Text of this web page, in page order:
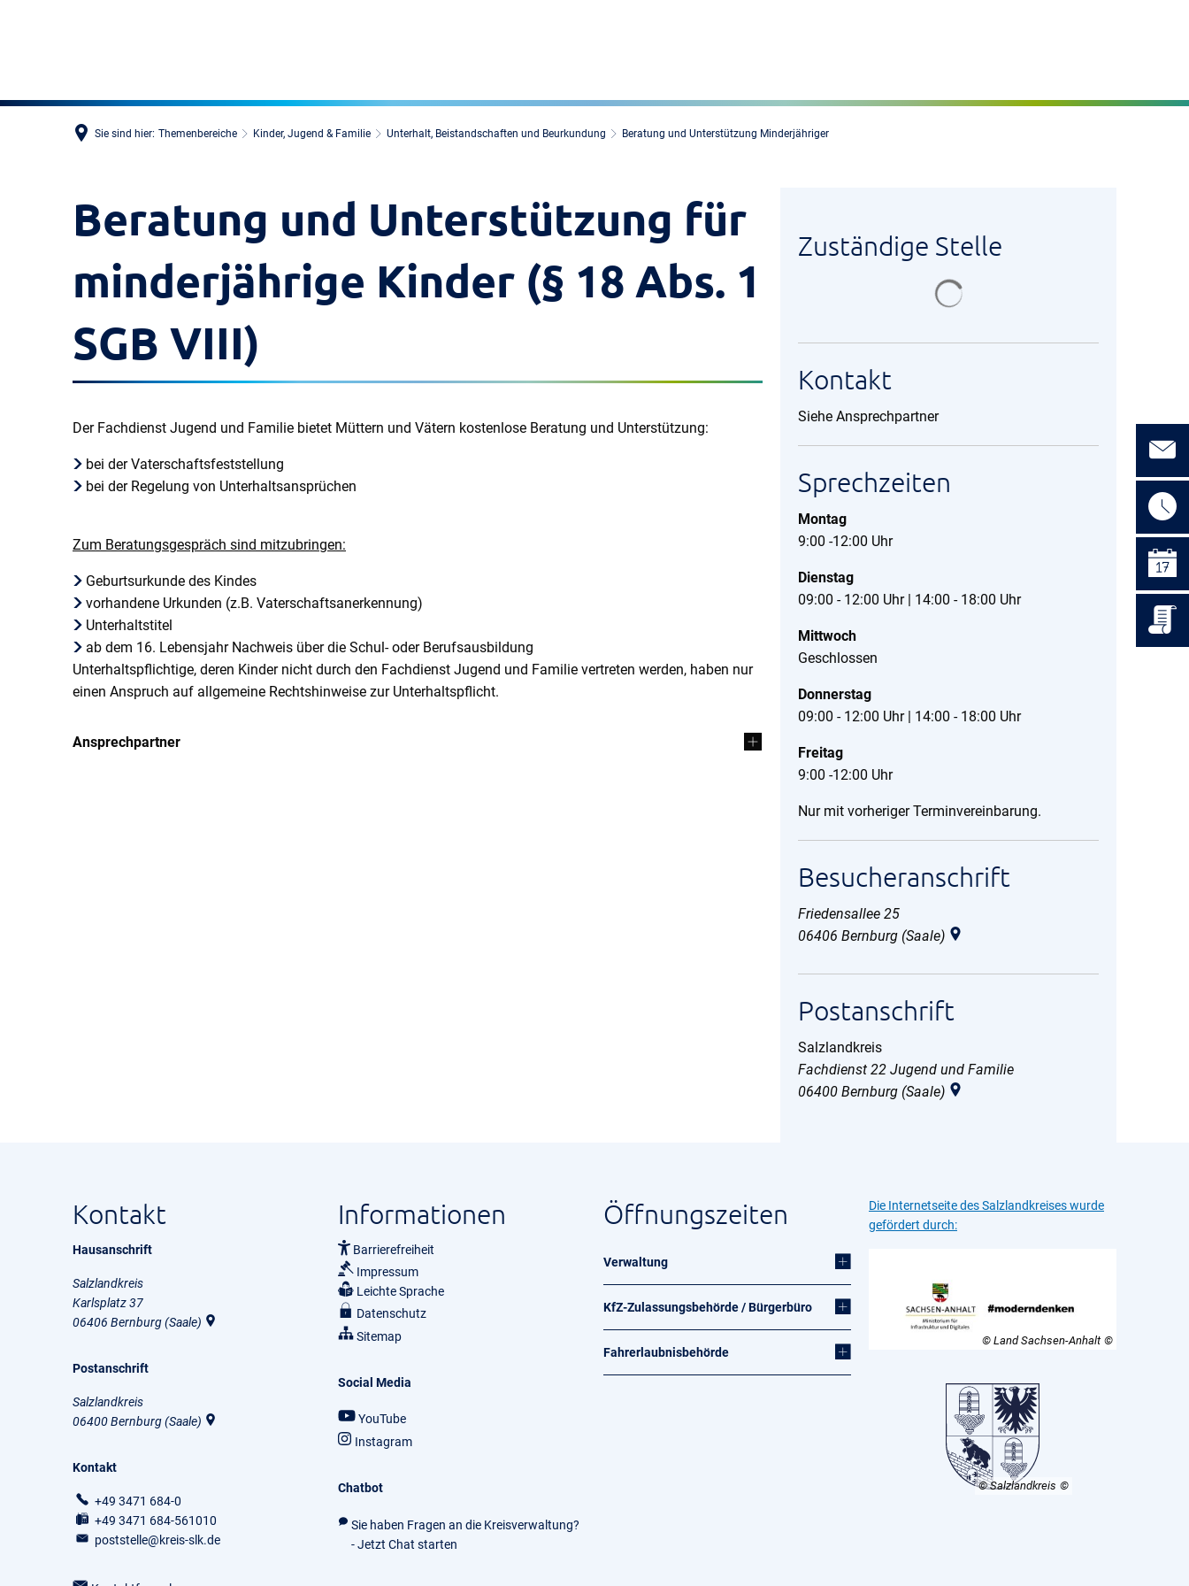
Sie sind hier: Themenbereiche Kinder, Jugend & Familie Unterhalt, Beistandschaften und Beurkundung Beratung und Unterstützung Minderjähriger
Beratung und Unterstützung für
minderjährige Kinder (§ 18 Abs. 1
SGB VIII)
Der Fachdienst Jugend und Familie bietet Müttern und Vätern kostenlose Beratung und Unterstützung:
bei der Vaterschaftsfeststellung
bei der Regelung von Unterhaltsansprüchen
Zum Beratungsgespräch sind mitzubringen:
Geburtsurkunde des Kindes
vorhandene Urkunden (z.B. Vaterschaftsanerkennung)
Unterhaltstitel
ab dem 16. Lebensjahr Nachweis über die Schul- oder Berufsausbildung
Unterhaltspflichtige, deren Kinder nicht durch den Fachdienst Jugend und Familie vertreten werden, haben nur
einen Anspruch auf allgemeine Rechtshinweise zur Unterhaltspflicht.
Ansprechpartner
Zuständige Stelle
Kontakt
Siehe Ansprechpartner
Sprechzeiten
Montag
9:00 -12:00 Uhr
Dienstag
09:00 - 12:00 Uhr | 14:00 - 18:00 Uhr
Mittwoch
Geschlossen
Donnerstag
09:00 - 12:00 Uhr | 14:00 - 18:00 Uhr
Freitag
9:00 -12:00 Uhr
Nur mit vorheriger Terminvereinbarung.
Besucheranschrift
Friedensallee 25
06406 Bernburg (Saale)
Postanschrift
Salzlandkreis
Fachdienst 22 Jugend und Familie
06400 Bernburg (Saale)
Kontakt
Hausanschrift
Salzlandkreis
Karlsplatz 37
06406 Bernburg (Saale)
Postanschrift
Salzlandkreis
06400Bernburg (Saale)
Kontakt
+49 3471 684-0
+49 3471 684-561010
poststelle@kreis-slk.de
Informationen
Barrierefreiheit
Impressum
Leichte Sprache
Datenschutz
Sitemap
Social Media
YouTube
Instagram
Chatbot
Sie haben Fragen an die Kreisverwaltung?
- Jetzt Chat starten
Öffnungszeiten
Verwaltung
KfZ-Zulassungsbehörde / Bürgerbüro
Fahrerlaubnisbehörde
Die Internetseite des Salzlandkreises wurde
gefördert durch:
© Land Sachsen-Anhalt
© Salzlandkreis